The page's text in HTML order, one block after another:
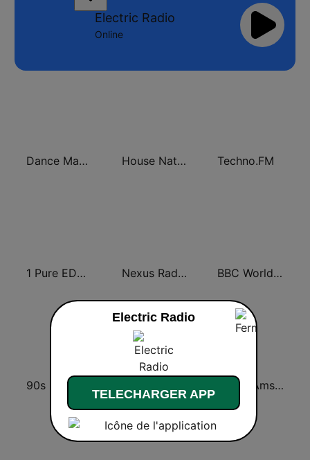
Electric Radio
Online
Dance Machine House Nation UK Techno.FM
1 Pure EDM Radio Nexus Radio Dance BBC World Service
1.FM - Amsterdam Trance
Electric Radio
TELECHARGER APP